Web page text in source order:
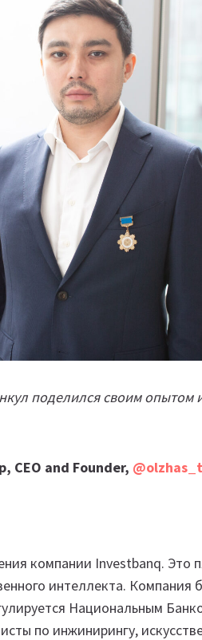
поделился своим
CEO and Founder,
компании Investbanq. Это
интеллекта. Компания
Национальным
по инжинирингу,